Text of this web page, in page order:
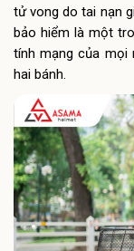
tử vong do tai nạn
bảo hiểm là một
tính mạng của mọi
hai bánh.